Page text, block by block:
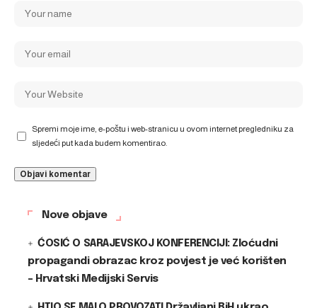
Spremi moje ime, e-poštu i web-stranicu u ovom internet pregledniku za
sljedeći put kada budem komentirao.
Nove objave
ĆOSIĆ O SARAJEVSKOJ KONFERENCIJI: Zloćudni
propagandi obrazac kroz povjest je već korišten
– Hrvatski Medijski Servis